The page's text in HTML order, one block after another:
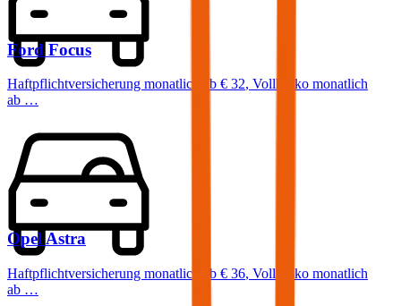
Ford Focus
Haftpflichtversicherung monatlich ab € 32, Vollkasko monatlich
ab …
Opel Astra
Haftpflichtversicherung monatlich ab € 36, Vollkasko monatlich
ab …